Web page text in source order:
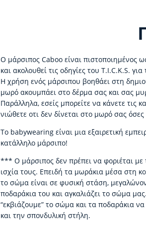
Ο μάρσιπος Caboo είναι
και ακολουθεί τις οδηγίες του T.I.C.K.S.
Η χρήση ενός μάρσιπου βοηθάει στη
μωρό ακουμπάει στο δέρμα σας και σας
Παράλληλα, εσείς μπορείτε να κάνετε τις
νιώθετε οτι δεν δίνεται στο μωρό σας όσες
Το babywearing είναι μια εξαιρετική
κατάλληλο μάρσιπο!
*** Ο μάρσιπος δεν πρέπει να φοριέται με
ισχία τους. Επειδή τα μωράκια μέσα στη
το σώμα είναι σε φυσική στάση,
ποδαράκια του και αγκαλιάζει το σώμα
“εκβιάζουμε” το σώμα και τα ποδαράκια
και την σπονδυλική στήλη.